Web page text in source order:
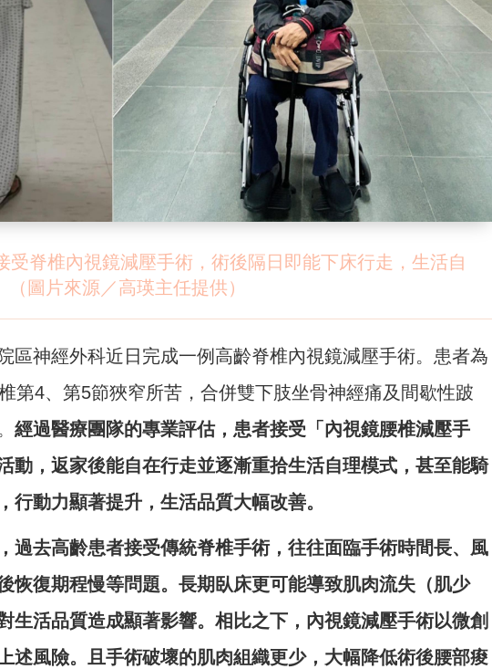
受脊椎內視鏡減壓手術，術後隔日即能下床行走，生活自
圖片來源／高瑛主任提供）
區神經外科近日完成一例高齡脊椎內視鏡減壓手術。患者為
第4、第5節狹窄所苦，合併雙下肢坐骨神經痛及間歇性跛
經過醫療團隊的專業評估，患者接受「內視鏡腰椎減壓手
動，返家後能自在行走並逐漸重拾生活自理模式，甚至能騎
行動力顯著提升，生活品質大幅改善。
過去高齡患者接受傳統脊椎手術，往往面臨手術時間長、風
恢復期程慢等問題。長期臥床更可能導致肌肉流失（肌少
生活品質造成顯著影響。相比之下，內視鏡減壓手術以微創
述風險。且手術破壞的肌肉組織更少，大幅降低術後腰部痠